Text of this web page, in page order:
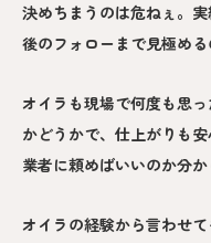
決めちまうのは危ねぇ。
後のフォローまで見極める
オイラも現場で何度も思
かどうかで、仕上がりも
業者に頼めばいいのか分
オイラの経験から言わせ